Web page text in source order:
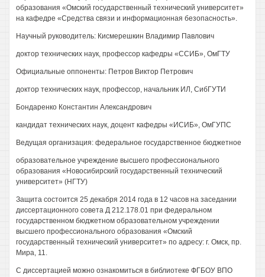
образования «Омский государственный технический университет»
на кафедре «Средства связи и информационная безопасность».
Научный руководитель: Кисмерешкин Владимир Павлович
доктор технических наук, профессор кафедры «ССИБ», ОмГТУ
Официальные оппоненты: Петров Виктор Петрович
доктор технических наук, профессор, начальник ИЛ, СибГУТИ
Бондаренко Константин Александрович
кандидат технических наук, доцент кафедры «ИСИБ», ОмГУПС
Ведущая организация: федеральное государственное бюджетное
образовательное учреждение высшего профессионального
образования «Новосибирский государственный технический
университет» (НГТУ)
Защита состоится 25 декабря 2014 года в 12 часов на заседании
диссертационного совета Д 212.178.01 при федеральном
государственном бюджетном образовательном учреждении
высшего профессионального образования «Омский
государственный технический университет» по адресу: г. Омск, пр.
Мира, 11.
С диссертацией можно ознакомиться в библиотеке ФГБОУ ВПО